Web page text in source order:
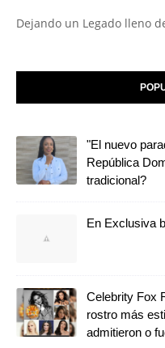
Dejando un Legado lleno
"El nuevo
República
tradicional?
En Exclusiva
Celebrity Fox
rostro más
admitieron o